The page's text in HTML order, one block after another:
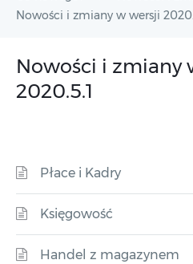
Nowości i zmiany w wersji
Nowości i zmiany
2020.5.1
Płace i Kadry
Księgowość
Handel z magazynem